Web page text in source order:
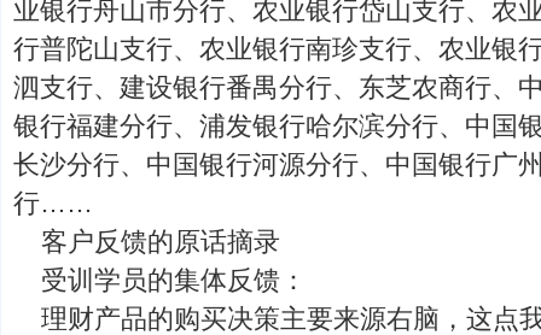
业银行舟山市分行、农业银行岱山支行、农
行普陀山支行、农业银行南珍支行、农业银
泗支行、建设银行番禺分行、东芝农商行、
银行福建分行、浦发银行哈尔滨分行、中国
长沙分行、中国银行河源分行、中国银行广
行……
客户反馈的原话摘录
受训学员的集体反馈：
理财产品的购买决策主要来源右脑，这点